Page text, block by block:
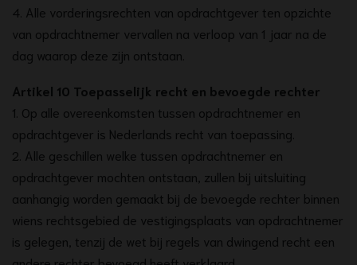
4. Alle vorderingsrechten van opdrachtgever ten opzichte
van opdrachtnemer vervallen na verloop van 1 jaar na de
dag waarop deze zijn ontstaan.
Artikel 10 Toepasselijk recht en bevoegde rechter
1. Op alle overeenkomsten tussen opdrachtnemer en
opdrachtgever is Nederlands recht van toepassing.
2. Alle geschillen welke tussen opdrachtnemer en
opdrachtgever mochten ontstaan, zullen bij uitsluiting
aanhangig worden gemaakt bij de bevoegde rechter binnen
wiens rechtsgebied de vestigingsplaats van opdrachtnemer
is gelegen, tenzij de wet bij regels van dwingend recht een